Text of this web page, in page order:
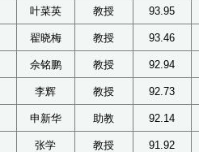
叶菜英 教授 93.95
翟晓梅 教授 93.46
佘铭鹏 教授 92.94
李辉 教授 92.73
申新华 助教 92.14
张学 教授 91.92